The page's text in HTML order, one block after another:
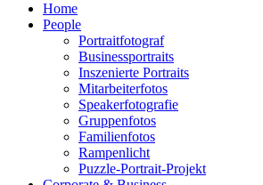
Home
People
Portraitfotograf
Businessportraits
Inszenierte Portraits
Mitarbeiterfotos
Speakerfotografie
Gruppenfotos
Familienfotos
Rampenlicht
Puzzle-Portrait-Projekt